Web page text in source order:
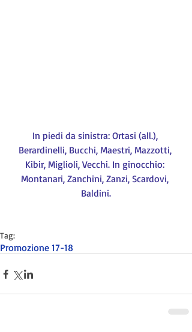
In piedi da sinistra: Ortasi (all.),
Berardinelli, Bucchi, Maestri, Mazzotti,
Kibir, Miglioli, Vecchi. In ginocchio:
Montanari, Zanchini, Zanzi, Scardovi,
Baldini.
Tag:
Promozione 17-18